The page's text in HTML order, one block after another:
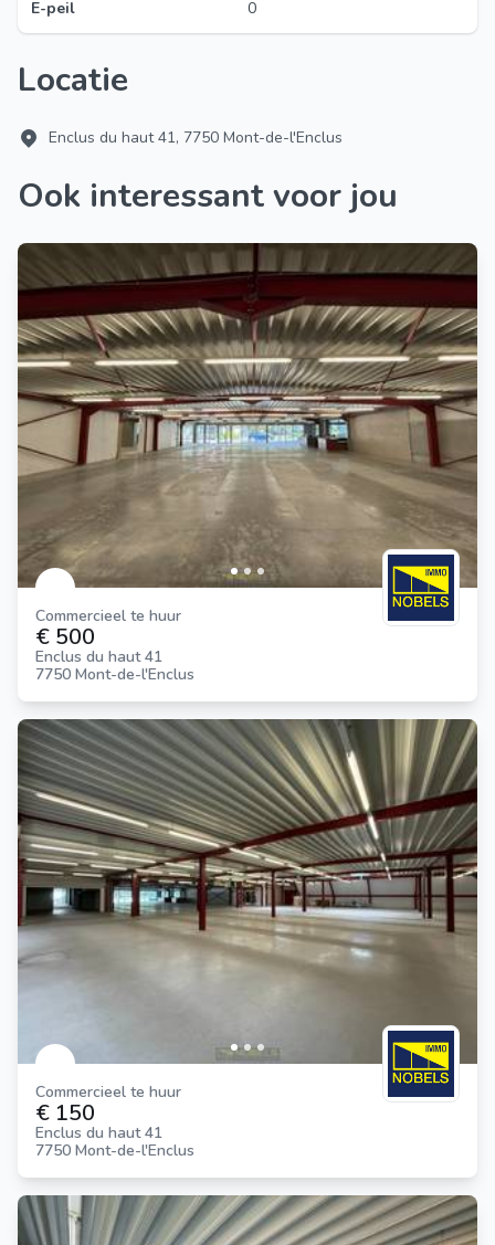
E-peil 0
Locatie
Enclus du haut 41, 7750 Mont-de-l'Enclus
Ook interessant voor jou
Commercieel te huur
€ 500
Enclus du haut 41
7750 Mont-de-l'Enclus
Commercieel te huur
€ 150
Enclus du haut 41
7750 Mont-de-l'Enclus